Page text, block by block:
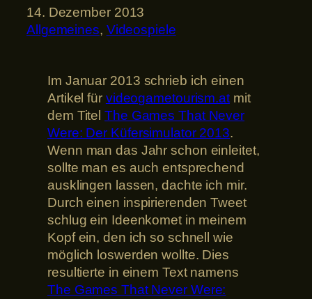
14. Dezember 2013
Allgemeines, Videospiele
Im Januar 2013 schrieb ich einen
Artikel für videogametourism.atmit
dem TitelThe Games That Never
Were: Der Küfersimulator 2013.
Wenn man das Jahr schon einleitet,
sollte man es auch entsprechend
ausklingen lassen, dachte ich mir.
Durch einen inspirierenden Tweet
schlug ein Ideenkomet in meinem
Kopf ein, den ich so schnell wie
möglich loswerden wollte. Dies
resultierte in einem Text namens
The Games That Never Were: